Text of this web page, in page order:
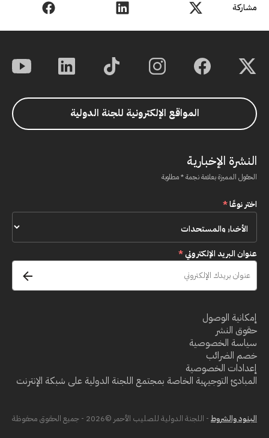
مشاركة
المواقع الإلكترونية للجنة الدولية
النشرة الإخبارية
الحقول المميزة بعلامة نجمة * مطلوبة
اختر نوعًا*
عنوان البريد الإلكتروني*
إمكانية الوصول
حقوق النشر
سياسة الخصوصية
خصم الضرائب
إعدادات الخصوصية
المبادئ التوجيهية الخاصة بمجتمع اللجنة الدولية على شبكة الإنترنت
البنود والشروط - اللجنة الدولية للصليب الأحمر ©2026 - جميع الحقوق محفوظة